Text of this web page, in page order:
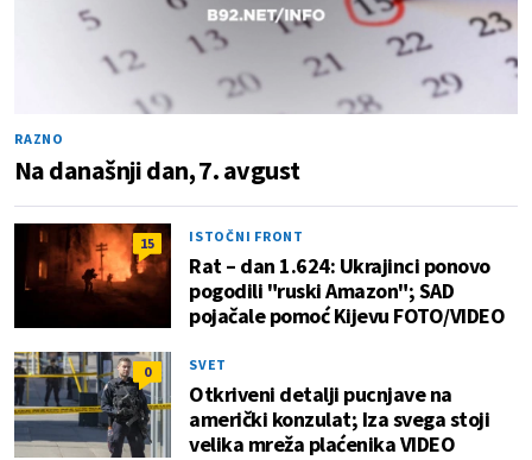
RAZNO
Na današnji dan, 7. avgust
15 ISTOČNI FRONT
Rat – dan 1.624: Ukrajinci ponovo
pogodili "ruski Amazon"; SAD
pojačale pomoć Kijevu FOTO/VIDEO
0 SVET
Otkriveni detalji pucnjave na
američki konzulat; Iza svega stoji
velika mreža plaćenika VIDEO